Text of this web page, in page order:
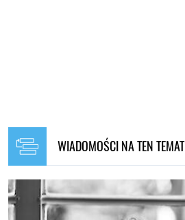
WIADOMOŚCI NA TEN TEMAT